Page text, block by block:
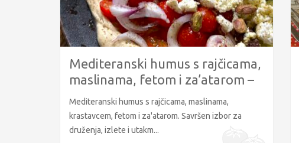
Mediteranski humus s rajčicama,
maslinama, fetom i za’atarom –
idealan za druženja i party stol
Mediteranski humus s rajčicama, maslinama,
krastavcem, fetom i za'atarom. Savršen izbor za
druženja, izlete i utakm...